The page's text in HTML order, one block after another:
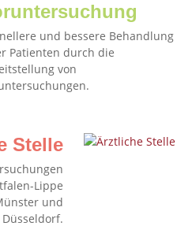
und bessere Behandlung
Patienten durch die
von
Stelle
Lippe
und
Düsseldorf.